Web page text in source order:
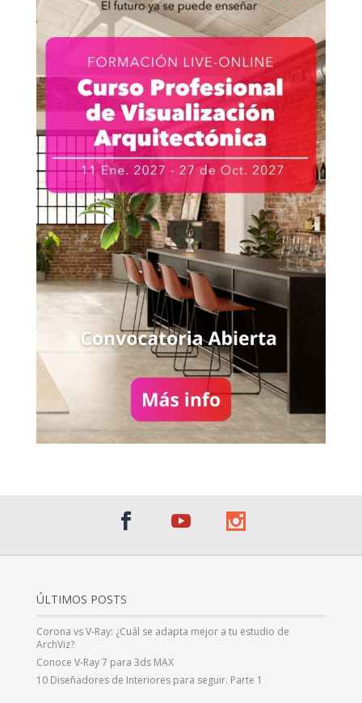
ÚLTIMOS POSTS
Corona vs V-Ray: ¿Cuál se adapta mejor a tu estudio de
ArchViz?
Conoce V-Ray 7 para 3ds MAX
10 Diseñadores de Interiores para seguir. Parte 1